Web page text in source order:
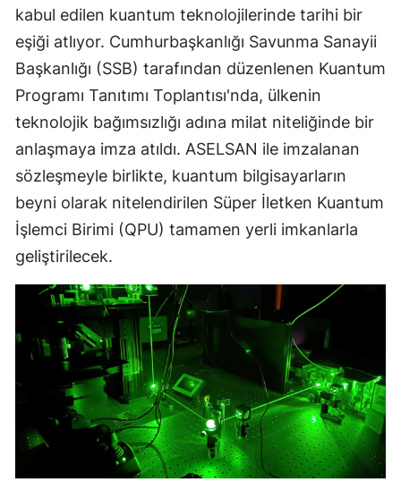
kabul edilen kuantum teknolojilerinde tarihi bir
eşiği atlıyor. Cumhurbaşkanlığı Savunma Sanayii
Başkanlığı (SSB) tarafından düzenlenen Kuantum
Programı Tanıtımı Toplantısı'nda, ülkenin
teknolojik bağımsızlığı adına milat niteliğinde bir
anlaşmaya imza atıldı. ASELSAN ile imzalanan
sözleşmeyle birlikte, kuantum bilgisayarların
beyni olarak nitelendirilen Süper İletken Kuantum
İşlemci Birimi (QPU) tamamen yerli imkanlarla
geliştirilecek.